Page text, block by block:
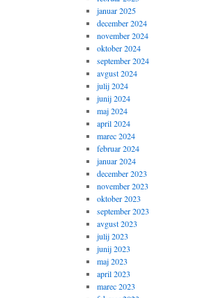
januar 2025
december 2024
november 2024
oktober 2024
september 2024
avgust 2024
julij 2024
junij 2024
maj 2024
april 2024
marec 2024
februar 2024
januar 2024
december 2023
november 2023
oktober 2023
september 2023
avgust 2023
julij 2023
junij 2023
maj 2023
april 2023
marec 2023